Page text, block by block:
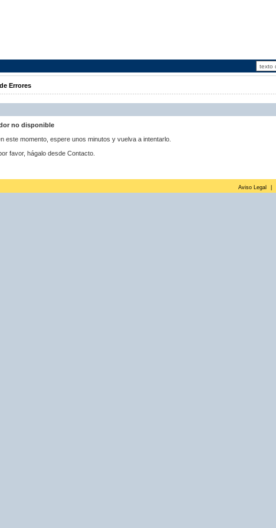
Errores
no disponible
este momento, espere unos minutos y vuelva a intentarlo.
favor, hágalo desde Contacto.
Aviso Legal